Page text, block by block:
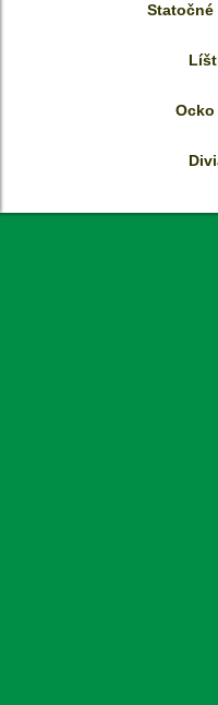
Statočné